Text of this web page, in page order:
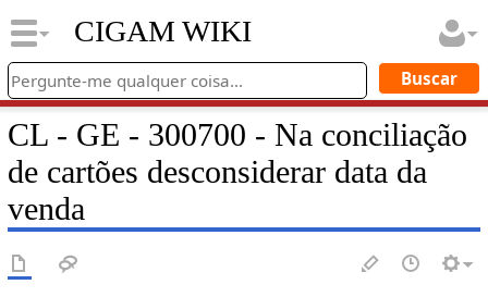
CIGAM WIKI
CL - GE - 300700 - Na conciliação
de cartões desconsiderar data da
venda